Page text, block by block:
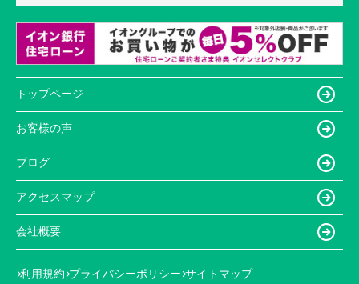
トップページ
お客様の声
ブログ
アクセスマップ
会社概要
利用規約 プライバシーポリシー サイトマップ